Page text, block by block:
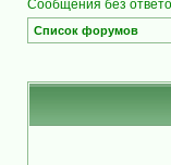
Сообщения без
Список форумов